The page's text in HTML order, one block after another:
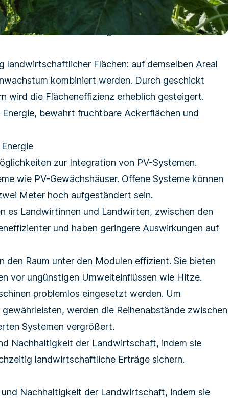
manche Zeilen und sorgen für mehr
landwirtschaftlicher Flächen: auf demselben Areal
kombiniert werden. Durch geschickt
wird die Flächeneffizienz erheblich gesteigert.
bewahrt fruchtbare Ackerflächen und
zur Integration von PV-Systemen.
wie PV-Gewächshäuser. Offene Systeme können
Meter hoch aufgeständert sein.
es Landwirtinnen und Landwirten, zwischen den
und haben geringere Auswirkungen auf
den Raum unter den Modulen effizient. Sie bieten
vor ungünstigen Umwelteinflüssen wie Hitze.
problemlos eingesetzt werden. Um
werden die Reihenabstände zwischen
Systemen vergrößert.
Nachhaltigkeit der Landwirtschaft, indem sie
landwirtschaftliche Erträge sichern.
Nachhaltigkeit der Land­wirtschaft, indem sie